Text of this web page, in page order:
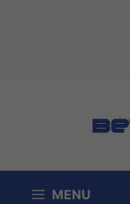
MENU